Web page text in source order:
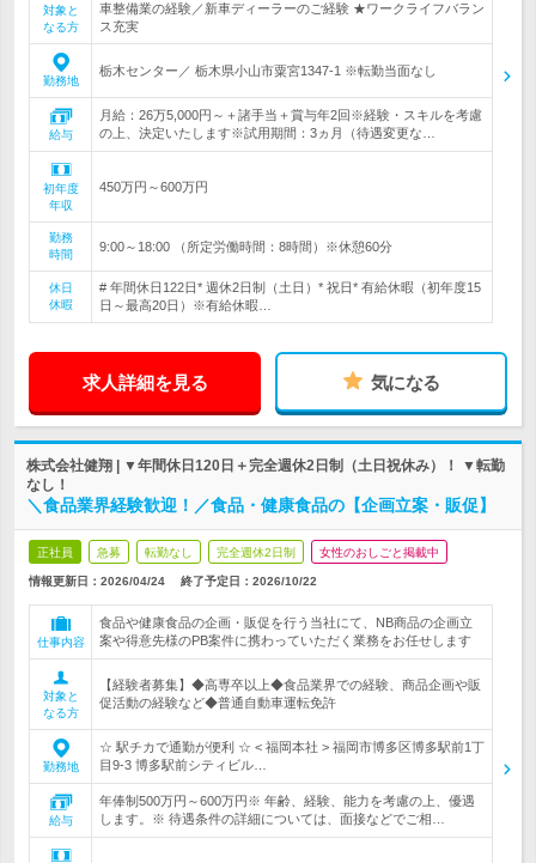
対象と
なる方
車整備業の経験／新車ディーラーのご経験 ★ワークライフバラン
ス充実
勤務地
栃木センター／ 栃木県小山市粟宮1347-1 ※転勤当面なし
給与
月給：26万5,000円～＋諸手当＋賞与年2回※経験・スキルを考慮
の上、決定いたします※試用期間：3ヵ月（待遇変更な…
初年度
年収
450万円～600万円
勤務
時間
9:00～18:00 （所定労働時間：8時間）※休憩60分
休日
休暇
# 年間休日122日* 週休2日制（土日）* 祝日* 有給休暇（初年度15
日～最高20日）※有給休暇…
求人詳細を見る 気になる
株式会社健翔 | ▼年間休日120日＋完全週休2日制（土日祝休み）！ ▼転勤
なし！
＼食品業界経験歓迎！／食品・健康食品の【企画立案・販促】
正社員 急募 転勤なし 完全週休2日制 女性のおしごと掲載中
情報更新日：2026/04/24 終了予定日： 2026/10/22
仕事内容
食品や健康食品の企画・販促を行う当社にて、NB商品の企画立
案や得意先様のPB案件に携わっていただく業務をお任せします
対象と
なる方
【経験者募集】◆高専卒以上◆食品業界での経験、商品企画や販
促活動の経験など◆普通自動車運転免許
勤務地
☆ 駅チカで通勤が便利 ☆ < 福岡本社 > 福岡市博多区博多駅前1丁
目9-3 博多駅前シティビル…
給与
年俸制500万円～600万円※ 年齢、経験、能力を考慮の上、優遇
します。※ 待遇条件の詳細については、面接などでご相…